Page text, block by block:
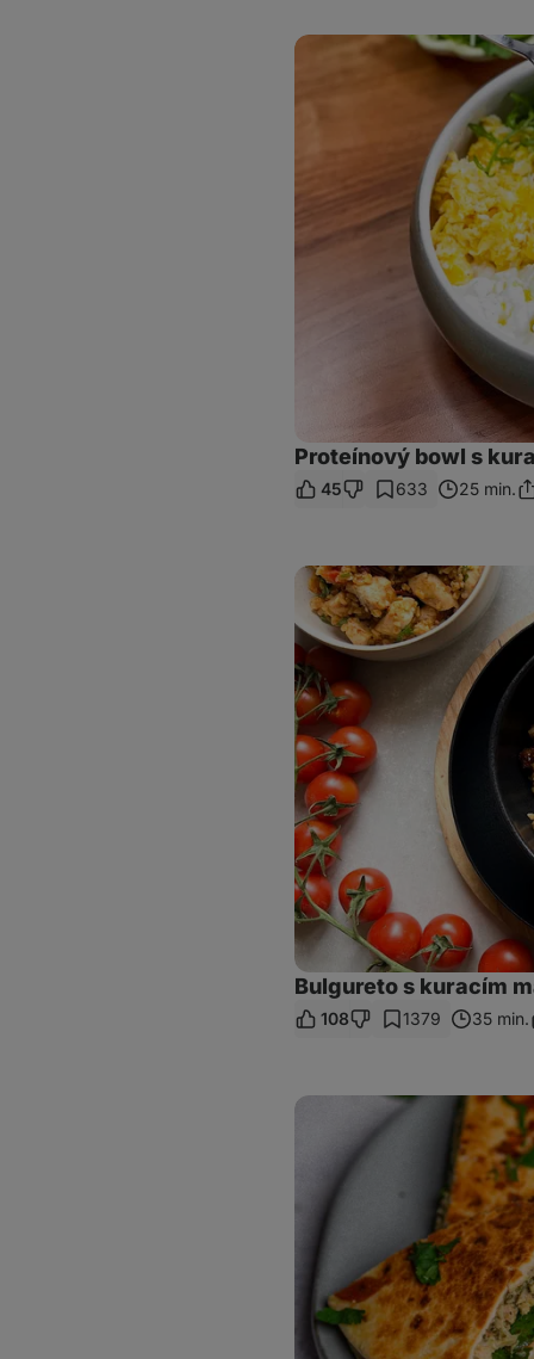
Proteínový
Proteínový bowl s
45 633 25 min.
Bulgureto
kuracím
mäsom
Bulgureto s kuracím
108 1379 35 min.
Kuracia